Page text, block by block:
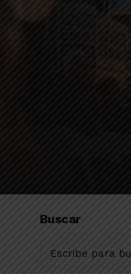
Buscar